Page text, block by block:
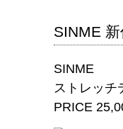
SINME
SINME
ストレッ
PRICE